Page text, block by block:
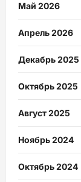
Май 2026
Апрель 2026
Декабрь 2025
Октябрь 2025
Август 2025
Ноябрь 2024
Октябрь 2024